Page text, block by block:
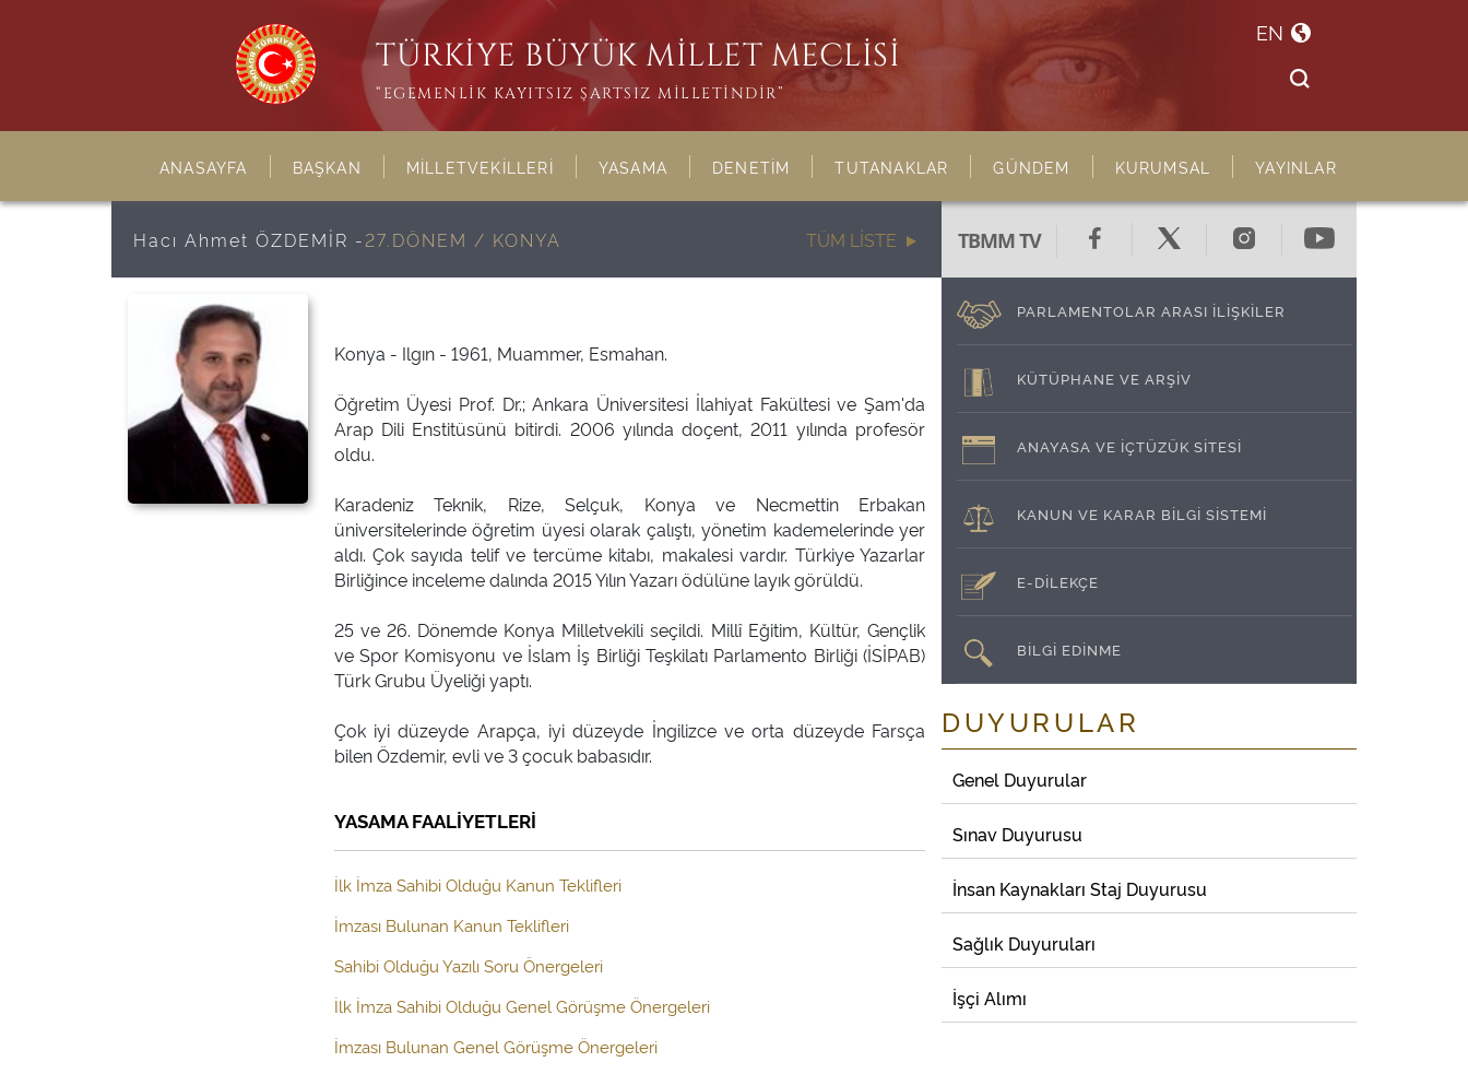
TÜRKİYE BÜYÜK MİLLET MECLİSİ
“EGEMENLİK KAYITSIZ ŞARTSIZ MİLLETİNDİR”
EN
ANASAYFA BAŞKAN MİLLETVEKİLLERİ YASAMA DENETİM TUTANAKLAR GÜNDEM KURUMSAL YAYINLAR
Hacı Ahmet ÖZDEMİR -27.DÖNEM / KONYA TÜM LİSTE
Konya - Ilgın - 1961, Muammer, Esmahan.
Öğretim Üyesi Prof. Dr.; Ankara Üniversitesi İlahiyat Fakültesi ve Şam'da
Arap Dili Enstitüsünü bitirdi. 2006 yılında doçent, 2011 yılında profesör
oldu.
Karadeniz Teknik, Rize, Selçuk, Konya ve Necmettin Erbakan
üniversitelerinde öğretim üyesi olarak çalıştı, yönetim kademelerinde yer
aldı. Çok sayıda telif ve tercüme kitabı, makalesi vardır. Türkiye Yazarlar
Birliğince inceleme dalında 2015 Yılın Yazarı ödülüne layık görüldü.
25 ve 26. Dönemde Konya Milletvekili seçildi. Millî Eğitim, Kültür, Gençlik
ve Spor Komisyonu ve İslam İş Birliği Teşkilatı Parlamento Birliği (İSİPAB)
Türk Grubu Üyeliği yaptı.
Çok iyi düzeyde Arapça, iyi düzeyde İngilizce ve orta düzeyde Farsça
YASAMA FAALİYETLERİ
İlk İmza Sahibi Olduğu Kanun Teklifleri
İmzası Bulunan Kanun Teklifleri
Sahibi Olduğu Yazılı Soru Önergeleri
İlk İmza Sahibi Olduğu Genel Görüşme Önergeleri
İmzası Bulunan Genel Görüşme Önergeleri
TBMM TV
PARLAMENTOLAR ARASI İLİŞKİLER
KÜTÜPHANE VE ARŞİV
ANAYASA VE İÇTÜZÜK SİTESİ
KANUN VE KARAR BİLGİ SİSTEMİ
E-DİLEKÇE
BİLGİ EDİNME
DUYURULAR
Genel Duyurular
Sınav Duyurusu
İnsan Kaynakları Staj Duyurusu
Sağlık Duyuruları
İşçi Alımı